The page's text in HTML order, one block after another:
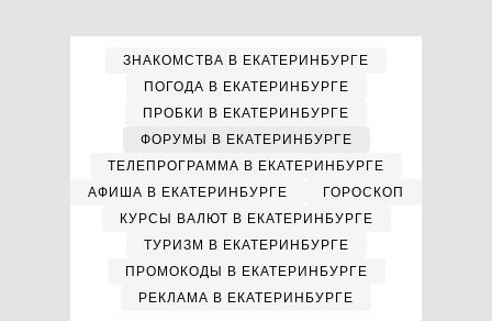
ЗНАКОМСТВА В ЕКАТЕРИНБУРГЕ
ПОГОДА В ЕКАТЕРИНБУРГЕ
ПРОБКИ В ЕКАТЕРИНБУРГЕ
ФОРУМЫ В ЕКАТЕРИНБУРГЕ
ТЕЛЕПРОГРАММА В ЕКАТЕРИНБУРГЕ
АФИША В ЕКАТЕРИНБУРГЕ
ГОРОСКОП
КУРСЫ ВАЛЮТ В ЕКАТЕРИНБУРГЕ
ТУРИЗМ В ЕКАТЕРИНБУРГЕ
ПРОМОКОДЫ В ЕКАТЕРИНБУРГЕ
РЕКЛАМА В ЕКАТЕРИНБУРГЕ